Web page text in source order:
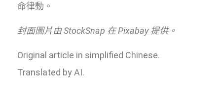
命律動。
封面圖片由 StockSnap 在 Pixabay 提供。
Original article in simplified Chinese.
Translated by AI.